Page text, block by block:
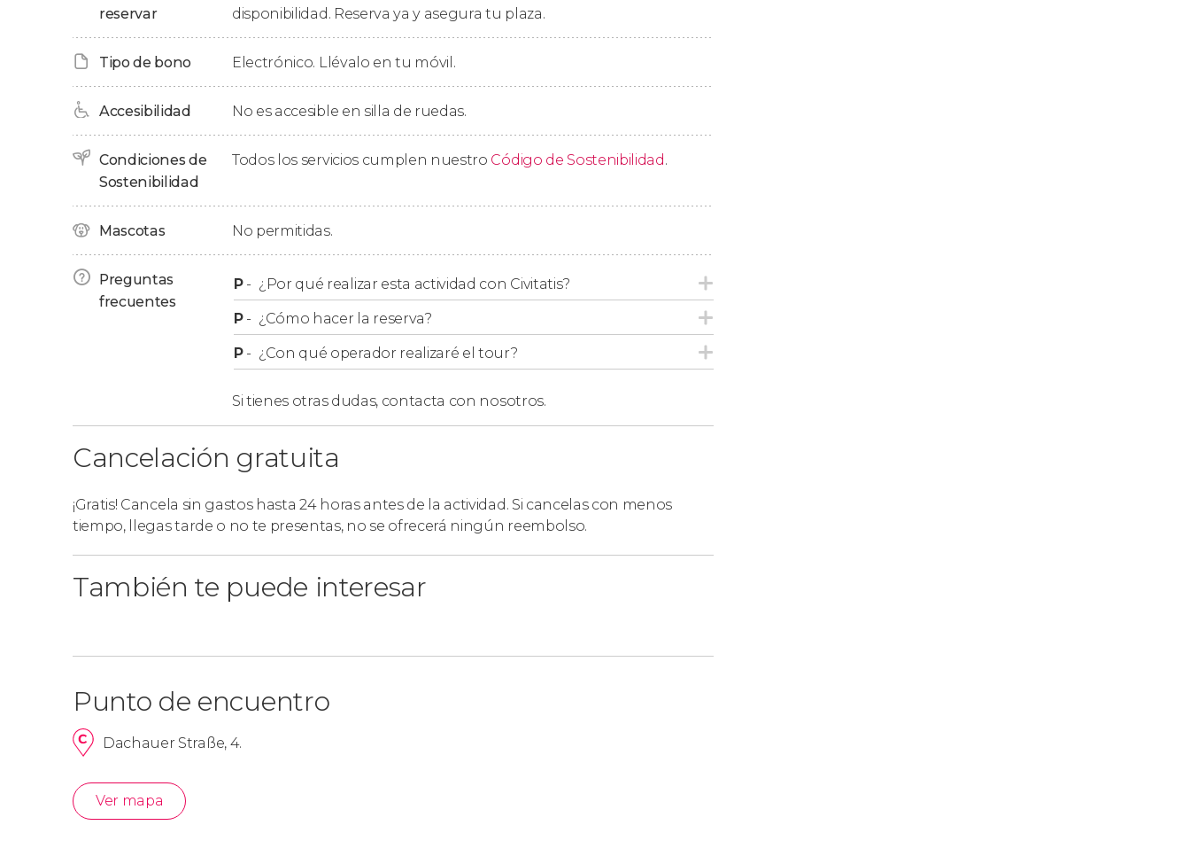
dispondréis de tiempo libre para recorrer su minúscula villa.
Más tarde, nos volveremos a reunir para tomar el barco hasta Chiemsee y subir al tren de
media de excursión.
reservar
disponibilidad. Reserva ya y asegura tu plaza.
Tipo de bono Electrónico. Llévalo en tu móvil.
Accesibilidad No es accesible en silla de ruedas.
Condiciones de
Sostenibilidad
Todos los servicios cumplen nuestro Código de Sostenibilidad .
Mascotas No permitidas.
Preguntas
frecuentes
P- ¿Por qué realizar esta actividad con Civitatis?
P- ¿Cómo hacer la reserva?
P- ¿Con qué operador realizaré el tour?
Si tienes otras dudas, contacta con nosotros.
Cancelación gratuita
¡Gratis! Cancela sin gastos hasta 24 horas antes de la actividad. Si cancelas con menos
tiempo, llegas tarde o no te presentas, no se ofrecerá ningún reembolso.
También te puede interesar
Punto de encuentro
Dachauer Straße, 4.
Ver mapa